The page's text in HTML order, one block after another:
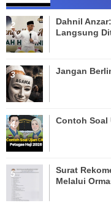
Dahnil
Langsung
Jangan
Contoh Soal
Surat
Melalui